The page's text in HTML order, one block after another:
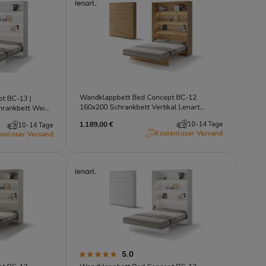
BC-13 |
Weiß |
10-14 Tage
Versand
Wandklappbett Bed Concept BC-12
160x200 Schrankbett Vertikal Lenart
1.189,00 €
10-14 Tage
Kostenloser Versand
5.0